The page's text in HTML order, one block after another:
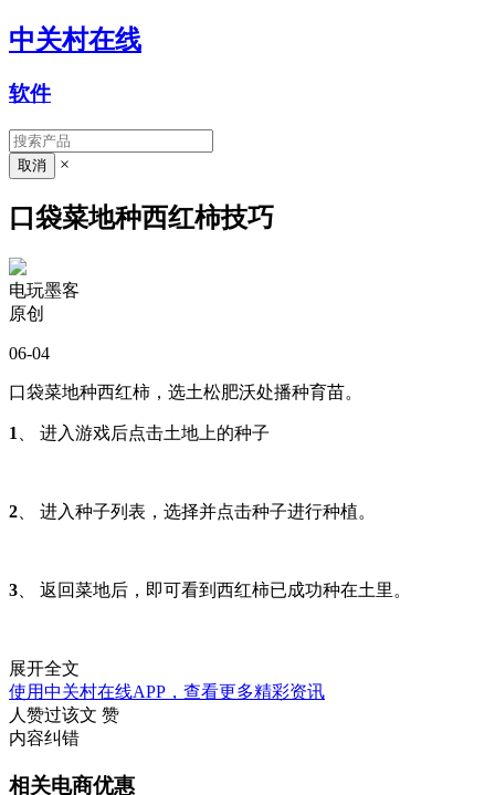
中关村在线
软件
×
口袋菜地种西红柿技巧
电玩墨客
原创
06-04
口袋菜地种西红柿，选土松肥沃处播种育苗。
1 、 进入游戏后点击土地上的种子
2 、 进入种子列表，选择并点击种子进行种植。
3 、 返回菜地后，即可看到西红柿已成功种在土里。
展开全文
使用中关村在线APP，查看更多精彩资讯
人赞过该文 赞
内容纠错
相关电商优惠